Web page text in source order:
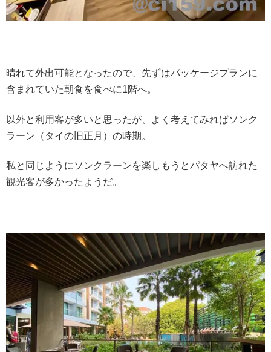
晴れて外出可能となったので、先ずはパッケージプランに
含まれていた朝食を食べに1階へ。
以外と利用客が多いと思ったが、よく考えてみればソンク
ラーン（タイの旧正月）の時期。
私と同じようにソンクラーンを楽しもうとパタヤへ訪れた
観光客が多かったようだ。